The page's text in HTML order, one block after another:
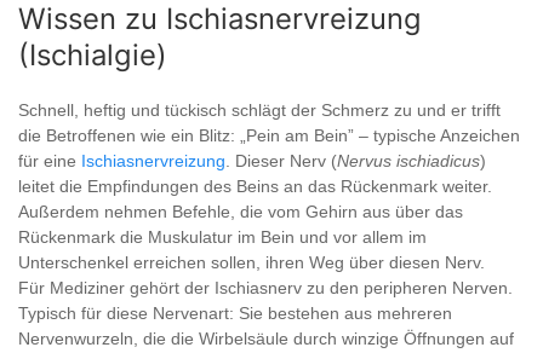
Wissen zu Ischiasnervreizung
(Ischialgie)
Schnell, heftig und tückisch schlägt der Schmerz zu und er trifft
die Betroffenen wie ein Blitz: „Pein am Bein” – typische Anzeichen
für eine Ischiasnervreizung . Dieser Nerv (Nervus ischiadicus)
leitet die Empfindungen des Beins an das Rückenmark weiter.
Außerdem nehmen Befehle, die vom Gehirn aus über das
Rückenmark die Muskulatur im Bein und vor allem im
Unterschenkel erreichen sollen, ihren Weg über diesen Nerv.
Für Mediziner gehört der Ischiasnerv zu den peripheren Nerven.
Typisch für diese Nervenart: Sie bestehen aus mehreren
Nervenwurzeln, die die Wirbelsäule durch winzige Öffnungen auf